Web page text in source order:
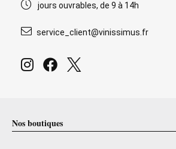
jours ouvrables, de 9 à 14h
service_client@vinissimus.fr
Nos boutiques